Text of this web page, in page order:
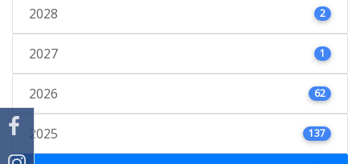
2028 2
2027 1
2026 62
2025 137